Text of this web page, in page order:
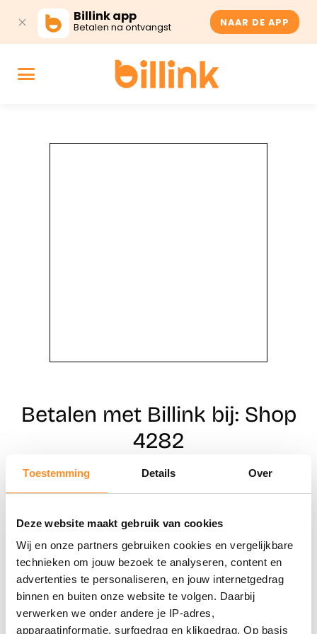
Toestemming Details Over
Deze website maakt gebruik van cookies
Wij en onze partners gebruiken cookies en vergelijkbare
technieken om jouw bezoek te analyseren, content en
advertenties te personaliseren, en jouw internetgedrag
binnen en buiten onze website te volgen. Daarbij
verwerken we onder andere je IP-adres,
apparaatinformatie, surfgedrag en klikgedrag. Op basis
Billink app
Betalen na ontvangst NAAR DE APP
Betalen met Billink bij: Shop
4282
Naar winkels